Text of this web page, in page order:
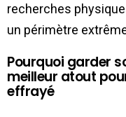
recherches
un périmètre
Pourquoi garder
meilleur atout
effrayé